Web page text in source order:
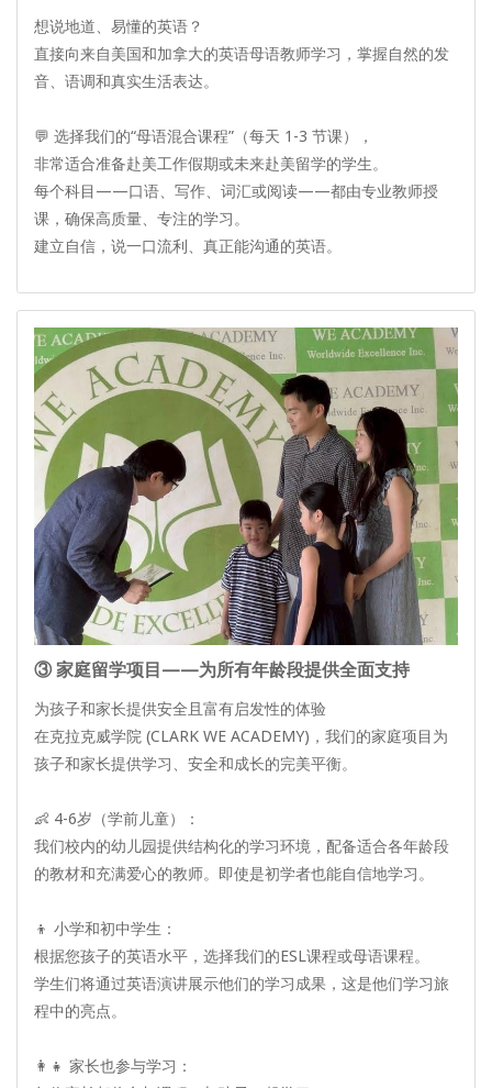
想说地道、易懂的英语？
直接向来自美国和加拿大的英语母语教师学习，掌握自然的发
音、语调和真实生活表达。
💬 选择我们的“母语混合课程”（每天 1-3 节课），
非常适合准备赴美工作假期或未来赴美留学的学生。
每个科目——口语、写作、词汇或阅读——都由专业教师授
课，确保高质量、专注的学习。
建立自信，说一口流利、真正能沟通的英语。
③ 家庭留学项目——为所有年龄段提供全面支持
为孩子和家长提供安全且富有启发性的体验
在克拉克威学院 (CLARK WE ACADEMY)，我们的家庭项目为
孩子和家长提供学习、安全和成长的完美平衡。
👶 4-6岁（学前儿童）：
我们校内的幼儿园提供结构化的学习环境，配备适合各年龄段
的教材和充满爱心的教师。即使是初学者也能自信地学习。
👦 小学和初中学生：
根据您孩子的英语水平，选择我们的ESL课程或母语课程。
学生们将通过英语演讲展示他们的学习成果，这是他们学习旅
程中的亮点。
👩‍👧 家长也参与学习：